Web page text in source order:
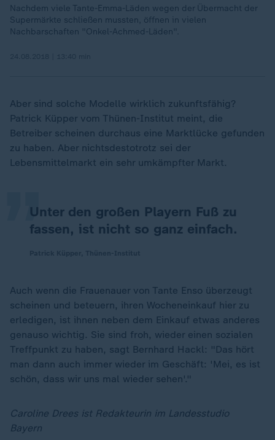
Nachdem viele Tante-Emma-Läden wegen der Übermacht der
Supermärkte schließen mussten, öffnen in vielen
Nachbarschaften "Onkel-Achmed-Läden".
Aber sind solche Modelle wirklich zukunftsfähig?
Patrick Küpper vom Thünen-Institut meint, die
Betreiber scheinen durchaus eine Marktlücke gefunden
zu haben. Aber nichtsdestotrotz sei der
Lebensmittelmarkt ein sehr umkämpfter Markt.
Unter den großen Playern Fuß zu
fassen, ist nicht so ganz einfach.
„
Auch wenn die Frauenauer von Tante Enso überzeugt
scheinen und beteuern, ihren Wocheneinkauf hier zu
erledigen, ist ihnen neben dem Einkauf etwas anderes
genauso wichtig. Sie sind froh, wieder einen sozialen
Treffpunkt zu haben, sagt Bernhard Hackl: "Das hört
man dann auch immer wieder im Geschäft: 'Mei, es ist
schön, dass wir uns mal wieder sehen'."
Caroline Drees ist Redakteurin im Landesstudio
Bayern